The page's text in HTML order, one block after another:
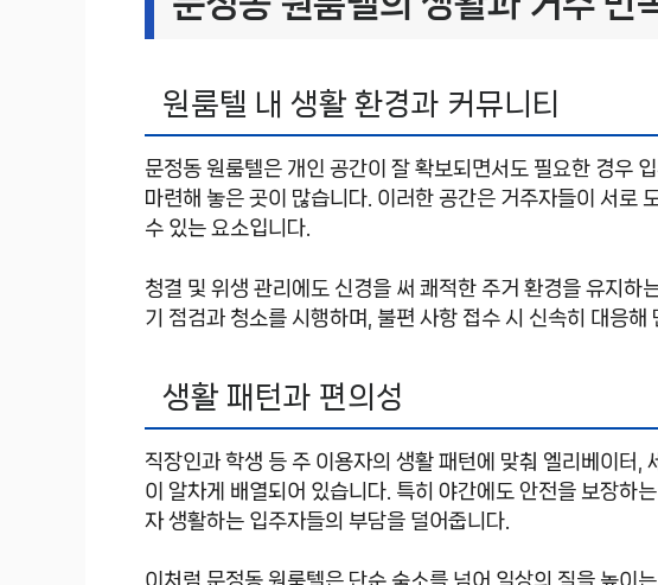
원룸텔 내 생활 환경과 커뮤니티
문정동 원룸텔은 개인 공간이 잘 확보되면서도 필요한 경우
마련해 놓은 곳이 많습니다. 이러한 공간은 거주자들이 서로
수 있는 요소입니다.
청결 및 위생 관리에도 신경을 써 쾌적한 주거 환경을 유지하
기 점검과 청소를 시행하며, 불편 사항 접수 시 신속히 대응해
생활 패턴과 편의성
직장인과 학생 등 주 이용자의 생활 패턴에 맞춰 엘리베이터,
이 알차게 배열되어 있습니다. 특히 야간에도 안전을 보장하
자 생활하는 입주자들의 부담을 덜어줍니다.
이처럼 문정동 원룸텔은 단순 숙소를 넘어 일상의 질을 높이